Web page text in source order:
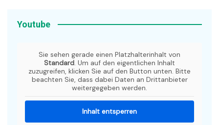
Youtube
Sie sehen gerade einen Platzhalterinhalt von
Standard. Um auf den eigentlichen Inhalt
zuzugreifen, klicken Sie auf den Button unten. Bitte
beachten Sie, dass dabei Daten an Drittanbieter
weitergegeben werden.
Inhalt entsperren